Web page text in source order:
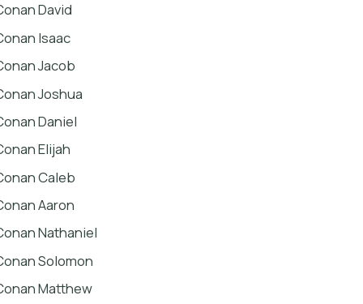
David
Isaac
Jacob
Joshua
Daniel
Elijah
Caleb
Aaron
Nathaniel
Solomon
Matthew